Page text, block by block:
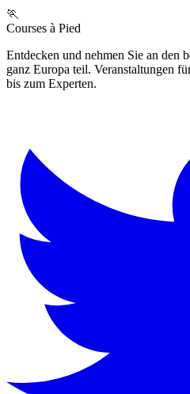
🏃
Courses à Pied
Entdecken und nehmen Sie an den
ganz Europa teil. Veranstaltungen
bis zum Experten.